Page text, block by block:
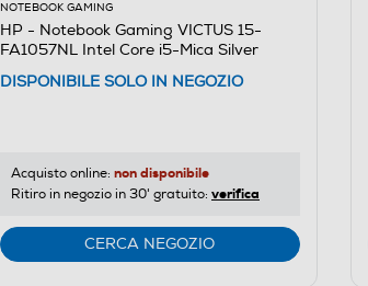
NOTEBOOK GAMING
HP - Notebook Gaming VICTUS 15-
FA1057NL Intel Core i5-Mica Silver
DISPONIBILE SOLO IN NEGOZIO
Acquisto online: non disponibile
Ritiro in negozio in 30' gratuito: verifica
CERCA NEGOZIO